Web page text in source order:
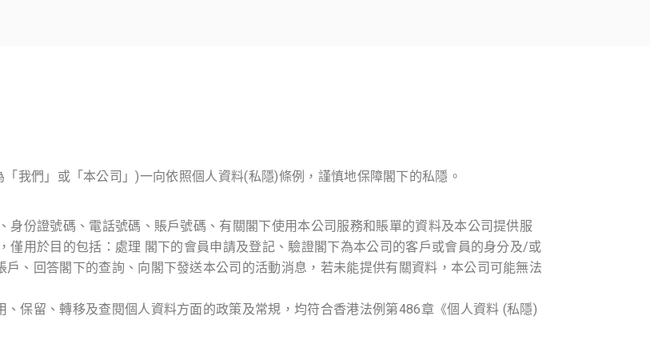
我們」或「本公司」)一向依照個人資料(私隱)條例，謹慎地保障閣下的私隱。
身份證號碼、電話號碼、賬戶號碼、有關閣下使用本公司服務和賬單的資料及本公司提供服
僅用於目的包括：處理 閣下的會員申請及登記、驗證閣下為本公司的客戶或會員的身分及/或
、回答閣下的查詢、向閣下發送本公司的活動消息，若未能提供有關資料，本公司可能無法
保留、轉移及查閱個人資料方面的政策及常規，均符合香港法例第486章《個人資料 (私隱)